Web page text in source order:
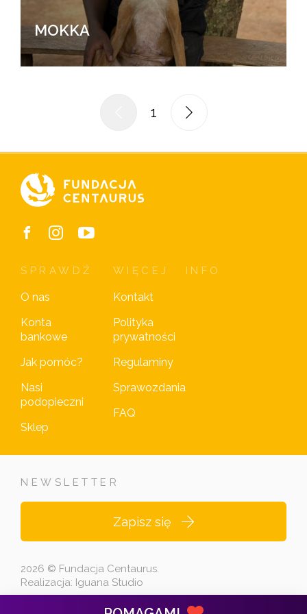
MOKKA
1
SPRAWDŹ
O nas
Konta
bankowe
Jak pomóc?
Nasi
podopieczni
Sklep
WIĘCEJ
Kontakt
Polityka
prywatności
Regulaminy
Sprawozdania
FAQ
INFO
NEWSLETTER
Zapisz się
2026 © Fundacja Centaurus.
Realizacja: Iguana Studio